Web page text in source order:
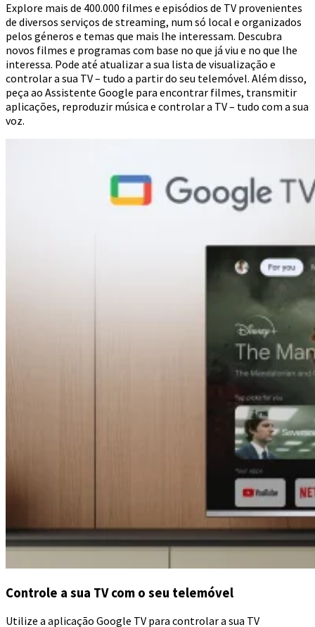
Explore mais de 400.000 filmes e episódios de TV provenientes
de diversos serviços de streaming, num só local e organizados
pelos géneros e temas que mais lhe interessam. Descubra
novos filmes e programas com base no que já viu e no que lhe
interessa. Pode até atualizar a sua lista de visualização e
controlar a sua TV – tudo a partir do seu telemóvel. Além disso,
peça ao Assistente Google para encontrar filmes, transmitir
aplicações, reproduzir música e controlar a TV – tudo com a sua
voz.
Controle a sua TV com o seu telemóvel
Utilize a aplicação Google TV para controlar a sua TV